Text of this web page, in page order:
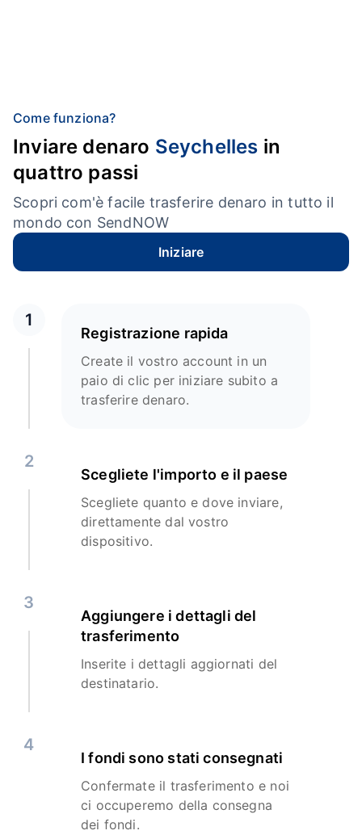
Come funziona?
Inviare denaro Seychelles in
quattro passi
Scopri com'è facile trasferire denaro in tutto il
mondo con SendNOW
Iniziare
1
Registrazione rapida
Create il vostro account in un
paio di clic per iniziare subito a
trasferire denaro.
2
Scegliete l'importo e il paese
Scegliete quanto e dove inviare,
direttamente dal vostro
dispositivo.
3
Aggiungere i dettagli del
trasferimento
Inserite i dettagli aggiornati del
destinatario.
4
I fondi sono stati consegnati
Confermate il trasferimento e noi
ci occuperemo della consegna
dei fondi.